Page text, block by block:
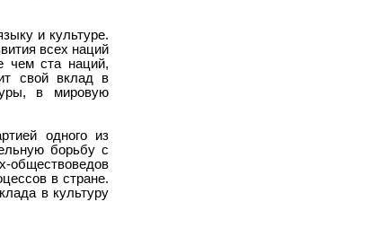
и культуре.
всех наций
чем ста наций,
свой вклад в
в мировую
одного из
борьбу с
обществоведов
в стране.
в культуру